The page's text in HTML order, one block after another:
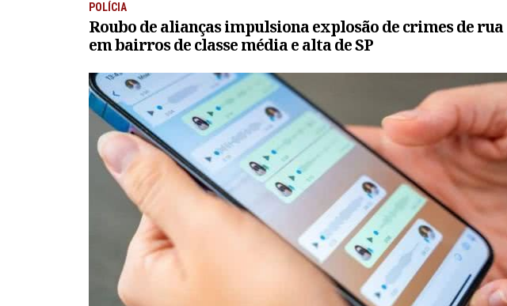
POLÍCIA
Roubo de alianças impulsiona explosão de crimes de rua
em bairros de classe média e alta de SP